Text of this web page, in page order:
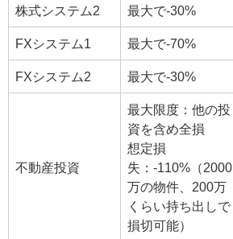
株式システム2 最大で‐30%
FXシステム1 最大で‐70%
FXシステム2 最大で‐30%
不動産投資
最大限度：他の投
資を含め全損
想定損
失：-110%（2000
万の物件、200万
くらい持ち出しで
損切可能）